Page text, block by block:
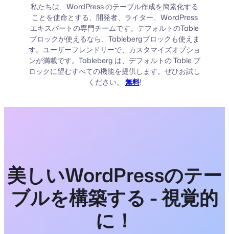
私たちは、WordPress のテーブル作成を簡素化する
ことを使命とする、開発者、ライター、WordPress
エキスパートの専門チームです。デフォルトのTable
ブロックが使えるなら、Tablebergブロックも使えま
す。ユーザーフレンドリーで、カスタマイズオプショ
ンが満載です。Tableberg は、デフォルトの Table ブ
ロックに望むすべての機能を提供します。ぜひお試し
ください。 無料!
美しいWordPressのテー
ブルを構築する - 視覚的
に！